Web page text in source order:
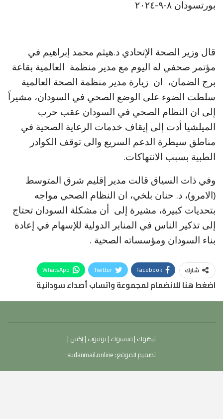
بورتسودان ٨-٩-٢٠٢٤
قال وزير الصحة الإتحادي د.هيثم محمد إبراهيم في
مؤتمر صحفي له اليوم مع مدير منظمة العالمية بقاعة
برج الضمان، ان زيارة مدير منظمة الصحة العالمية
سلطت الضوء على الوضع الصحي في السودان، مشيراً
إلى ان النظام الصحي في السودان عقب حرب
الميلشيا أدت إلى إيقاف خدمات الرعاية الصحية في
مناطق سيطرة الدعم السريع والى توقف الكوادر
الطبية بسبب الانتهاكات.
وفي ذات السياق قالت مدير إقليم شرق المتوسط
(الامرو)، د. حنان بلخي، ان النظام الصحي مواجه
بتحديات كبيرة، مشيرة إلى أن مشكلة السودان تحتاج
إلى تذكير الناس في المنابر الدولية للإسهام في إعادة
بناء السودان ومؤسساته الصحية .
شارك Facebook
Twitter
WhatsApp
اضغط هنا للانضمام لمجموعة واتساب أصداء سودانية
تيكتوك |فيسبوك |يوتيوب |إكس |
تصميم الموقع: sudanmail.online